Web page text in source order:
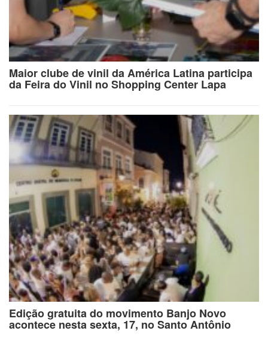
Maior clube de vinil da América Latina participa
da Feira do Vinil no Shopping Center Lapa
Edição gratuita do movimento Banjo Novo
acontece nesta sexta, 17, no Santo Antônio